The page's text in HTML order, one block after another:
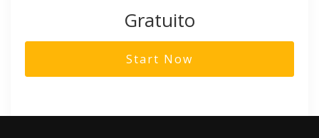
Gratuito
Start Now